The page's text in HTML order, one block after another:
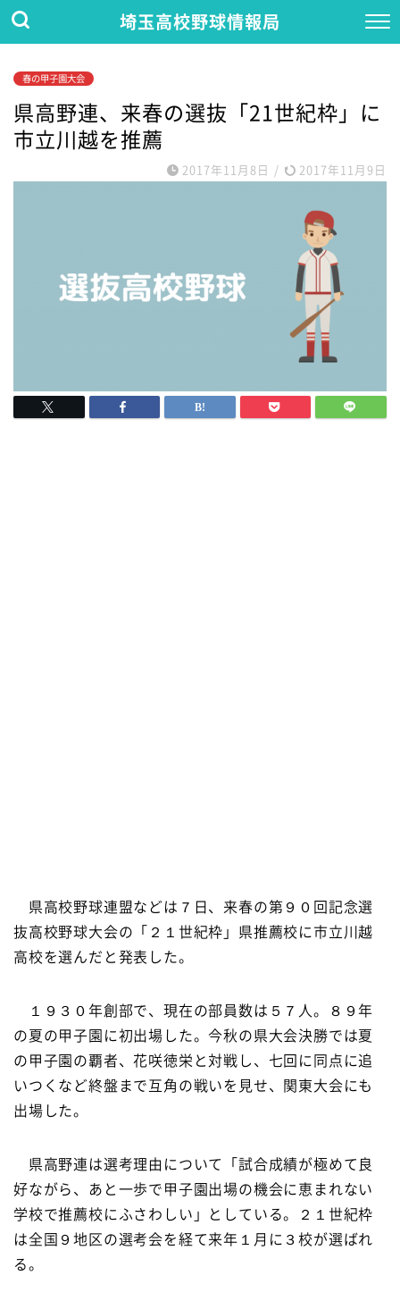
埼玉高校野球情報局
春の甲子園大会
県高野連、来春の選抜「21世紀枠」に
市立川越を推薦
2017年11月8日 / 2017年11月9日
県高校野球連盟などは７日、来春の第９０回記念選
抜高校野球大会の「２１世紀枠」県推薦校に市立川越
高校を選んだと発表した。
１９３０年創部で、現在の部員数は５７人。８９年
の夏の甲子園に初出場した。今秋の県大会決勝では夏
の甲子園の覇者、花咲徳栄と対戦し、七回に同点に追
いつくなど終盤まで互角の戦いを見せ、関東大会にも
出場した。
県高野連は選考理由について「試合成績が極めて良
好ながら、あと一歩で甲子園出場の機会に恵まれない
学校で推薦校にふさわしい」としている。２１世紀枠
は全国９地区の選考会を経て来年１月に３校が選ばれ
る。